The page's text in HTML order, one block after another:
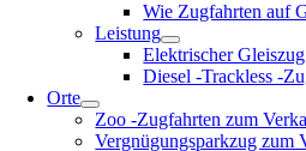
Wie Zugfahrten auf
Leistung
Elektrischer Gleiszug
Diesel -Trackless -
Orte
Zoo -Zugfahrten zum
Vergnügungsparkzug zum